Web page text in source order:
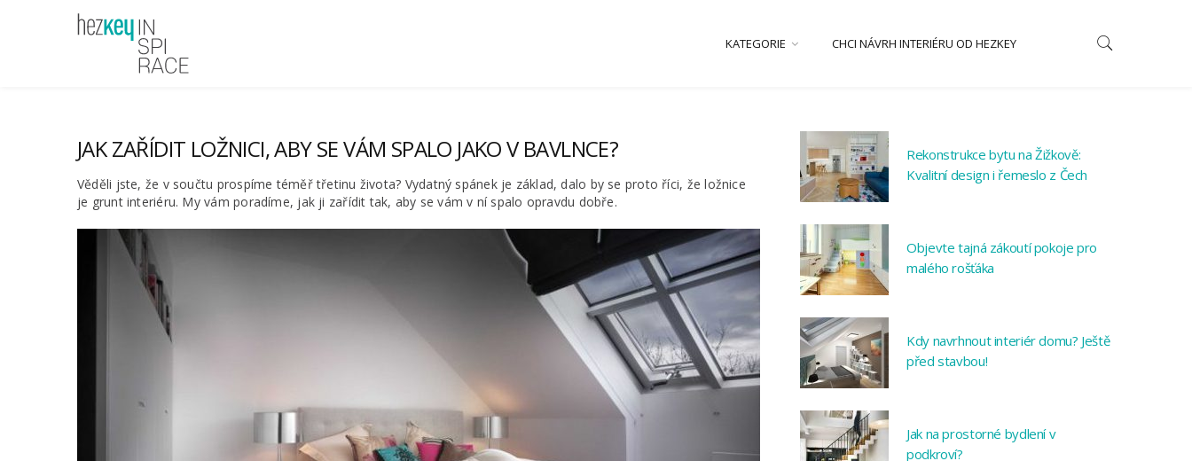
KATEGORIE CHCI NÁVRH INTERIÉRU OD HEZKEY
JAK ZAŘÍDIT LOŽNICI, ABY SE VÁM SPALO JAKO V BAVLNCE?
Věděli jste, že v součtu prospíme téměř třetinu života? Vydatný spánek je základ, dalo by se proto říci, že ložnice
je grunt interiéru. My vám poradíme, jak ji zařídit tak, aby se vám v ní spalo opravdu dobře.
Rekonstrukce bytu na Žižkově:
Kvalitní design i řemeslo z Čech
Objevte tajná zákoutí pokoje pro
malého rošťáka
Kdy navrhnout interiér domu? Ještě
před stavbou!
Jak na prostorné bydlení v
podkroví?